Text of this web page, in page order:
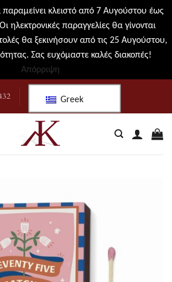
κλειστό από 7 Αυγούστου έως
ηλεκτρονικές παραγγελίες θα γίνονται
θα ξεκινήσουν από τις 25 Αυγούστου,
Σας ευχόμαστε καλές διακοπές!
Απόρριψη
Greek